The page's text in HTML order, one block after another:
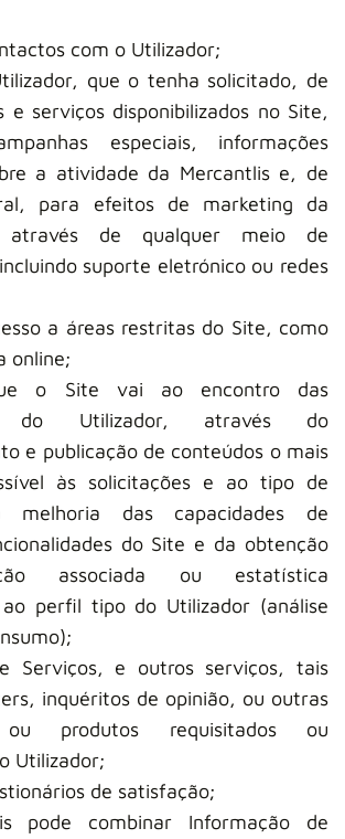
com o Utilizador;
que o tenha solicitado, de
e serviços disponibilizados no Site,
especiais, informações
a atividade da Mercantlis e, de
para efeitos de marketing da
através de qualquer meio de
suporte eletrónico ou redes
a áreas restritas do Site, como
online;
o Site vai ao encontro das
do Utilizador, através do
e publicação de conteúdos o mais
às solicitações e ao tipo de
melhoria das capacidades de
do Site e da obtenção
associada ou estatística
perfil tipo do Utilizador (análise
Serviços, e outros serviços, tais
inquéritos de opinião, ou outras
ou produtos requisitados ou
Utilizador;
de satisfação;
pode combinar Informação de